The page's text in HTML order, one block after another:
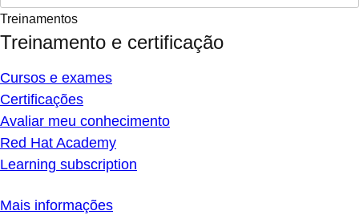
Treinamentos
Treinamento e certificação
Cursos e exames
Certificações
Avaliar meu conhecimento
Red Hat Academy
Learning subscription
Mais informações